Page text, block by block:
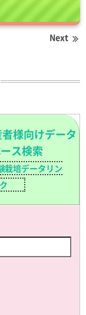
Next
様向けデータ
ス検索
栽培データリン
ク